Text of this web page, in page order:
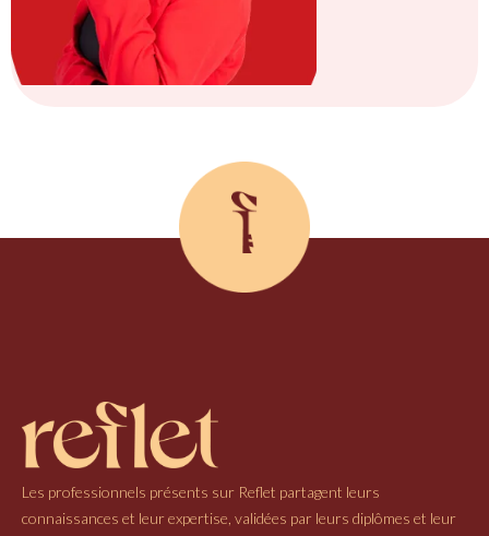
Les professionnels présents sur Reflet partagent leurs
connaissances et leur expertise, validées par leurs diplômes et leur